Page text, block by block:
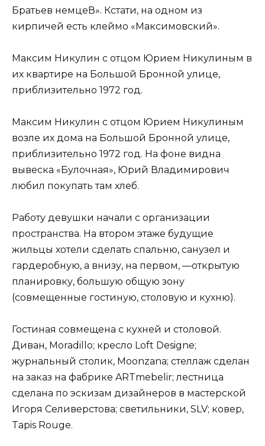
Братьев немцеВ». Кстати, на одном из
кирпичей есть клеймо «Максимовский».
Максим Никулин с отцом Юрием Никулиным в
их квартире на Большой Бронной улице,
приблизительно 1972 год.
Максим Никулин с отцом Юрием Никулиным
возле их дома на Большой Бронной улице,
приблизительно 1972 год. На фоне видна
вывеска «Булочная», Юрий Владимирович
любил покупать там хлеб.
Работу девушки начали с организации
пространства. На втором этаже будущие
жильцы хотели сделать спальню, санузел и
гардеробную, а внизу, на первом, —открытую
планировку, большую общую зону
(совмещенные гостиную, столовую и кухню).
Гостиная совмещена с кухней и столовой.
Диван, Moradillo; кресло Loft Designe;
журнальный столик, Moonzana; стеллаж сделан
на заказ на фаб­ри­ке ARTmebelir; лестница
сделана по эскизам дизайнеров в мастерской
Игоря Селиверстова; светильники, SLV; ковер,
Tapis Rouge.